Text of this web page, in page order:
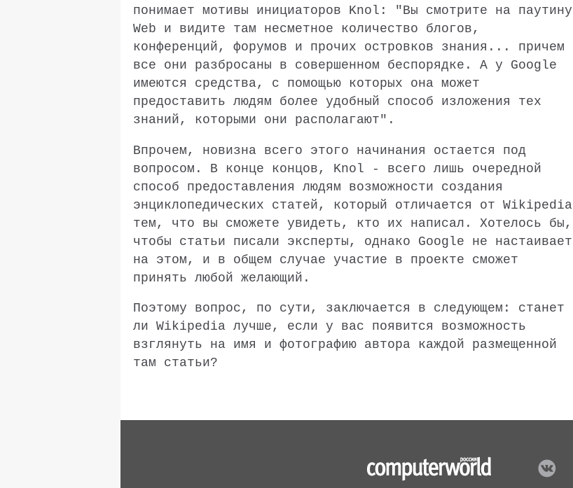
понимает мотивы инициаторов Knol: "Вы смотрите на паутину
Web и видите там несметное количество блогов,
конференций, форумов и прочих островков знания... причем
все они разбросаны в совершенном беспорядке. А у Google
имеются средства, с помощью которых она может
предоставить людям более удобный способ изложения тех
знаний, которыми они располагают".
Впрочем, новизна всего этого начинания остается под
вопросом. В конце концов, Knol - всего лишь очередной
способ предоставления людям возможности создания
энциклопедических статей, который отличается от Wikipedia
тем, что вы сможете увидеть, кто их написал. Хотелось бы,
чтобы статьи писали эксперты, однако Google не настаивает
на этом, и в общем случае участие в проекте сможет
принять любой желающий.
Поэтому вопрос, по сути, заключается в следующем: станет
ли Wikipedia лучше, если у вас появится возможность
взглянуть на имя и фотографию автора каждой размещенной
там статьи?